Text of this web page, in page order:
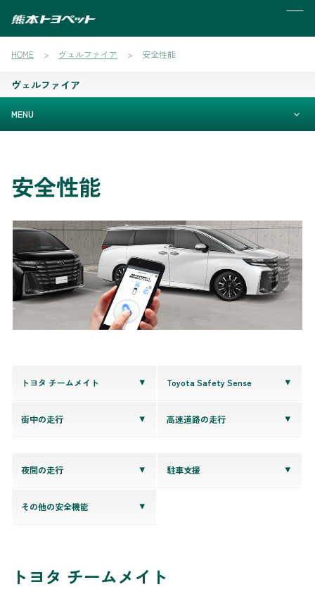
HOME ヴェルファイア 安全性能
ヴェルファイア
MENU
安全性能
トヨタ チームメイト Toyota Safety Sense
街中の走行 高速道路の走行
夜間の走行 駐車支援
その他の安全機能
トヨタ チームメイト